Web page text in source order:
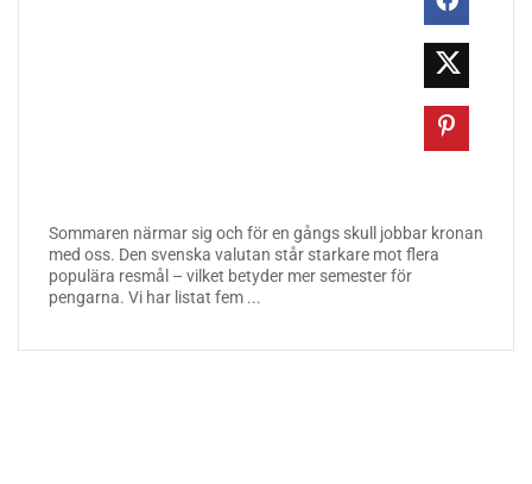
Sommaren närmar sig och för en gångs skull jobbar kronan
med oss. Den svenska valutan står starkare mot flera
populära resmål – vilket betyder mer semester för
pengarna. Vi har listat fem ...